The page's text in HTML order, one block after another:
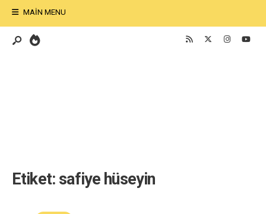
MAIN MENU
Etiket: safiye hüseyin